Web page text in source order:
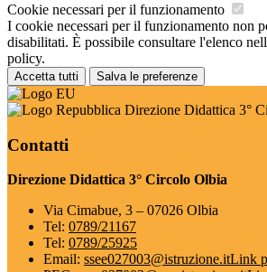
Cookie necessari per il funzionamento
I cookie necessari per il funzionamento non
disabilitati. È possibile consultare l'elenco
policy.
Accetta tutti Salva le preferenze
Direzione Didattica 3°
Contatti
Direzione Didattica 3° Circolo Olbia
Via Cimabue, 3 – 07026 Olbia
Tel: 0789/21167
Tel: 0789/25925
Email: ssee027003@istruzione.itLink